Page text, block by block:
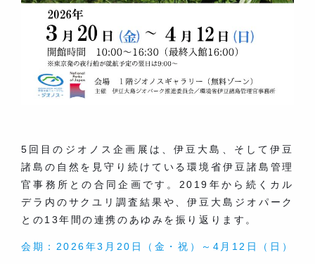
5回目のジオノス企画展は、伊豆大島、そして伊豆
諸島の自然を見守り続けている環境省伊豆諸島管理
官事務所との合同企画です。2019年から続くカル
デラ内のサクユリ調査結果や、伊豆大島ジオパーク
との13年間の連携のあゆみを振り返ります。
会期：2026年3月20日（金・祝）～4月12日（日）